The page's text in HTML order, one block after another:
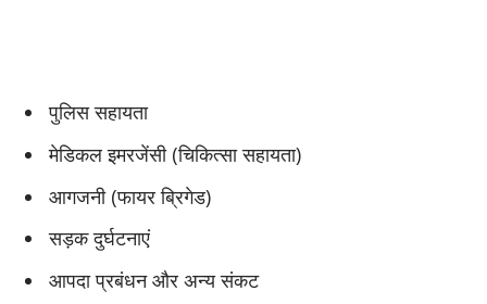
​पुलिस सहायता
​मेडिकल इमरजेंसी (चिकित्सा सहायता)
​आगजनी (फायर ब्रिगेड)
​सड़क दुर्घटनाएं
​आपदा प्रबंधन और अन्य संकट